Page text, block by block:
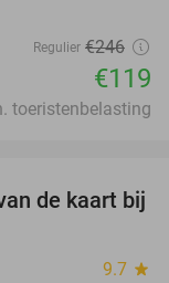
Regulier €246
€119
toeristenbelasting
43%
de kaart bij
9.7 star